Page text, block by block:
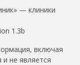
1.3b
включая
не является